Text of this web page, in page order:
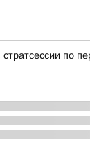
по